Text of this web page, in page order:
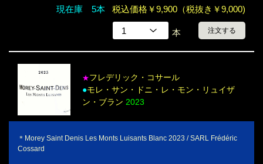
現在庫 5本 税込価格￥9,900（税抜き￥9,000)
本 注文する
★フレデリック・コサール
●モレ・サン・ドニ・レ・モン・リュイザ
ン・ブラン 2023
＊Morey Saint Denis Les Monts Luisants Blanc 2023 / SARL Frédéric
Cossard